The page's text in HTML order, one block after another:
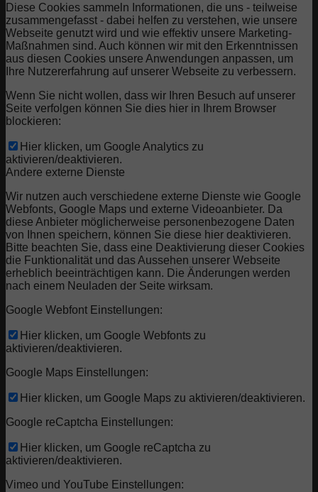
Diese Cookies sammeln Informationen, die uns - teilweise
zusammengefasst - dabei helfen zu verstehen, wie unsere
Webseite genutzt wird und wie effektiv unsere Marketing-
Maßnahmen sind. Auch können wir mit den Erkenntnissen
aus diesen Cookies unsere Anwendungen anpassen, um
Ihre Nutzererfahrung auf unserer Webseite zu verbessern.
Wenn Sie nicht wollen, dass wir Ihren Besuch auf unserer
Seite verfolgen können Sie dies hier in Ihrem Browser
blockieren:
Hier klicken, um Google Analytics zu
aktivieren/deaktivieren.
Andere externe Dienste
Wir nutzen auch verschiedene externe Dienste wie Google
Webfonts, Google Maps und externe Videoanbieter. Da
diese Anbieter möglicherweise personenbezogene Daten
von Ihnen speichern, können Sie diese hier deaktivieren.
Bitte beachten Sie, dass eine Deaktivierung dieser Cookies
die Funktionalität und das Aussehen unserer Webseite
erheblich beeinträchtigen kann. Die Änderungen werden
nach einem Neuladen der Seite wirksam.
Google Webfont Einstellungen:
Hier klicken, um Google Webfonts zu
aktivieren/deaktivieren.
Google Maps Einstellungen:
Hier klicken, um Google Maps zu aktivieren/deaktivieren.
Google reCaptcha Einstellungen:
Hier klicken, um Google reCaptcha zu
aktivieren/deaktivieren.
Vimeo und YouTube Einstellungen: